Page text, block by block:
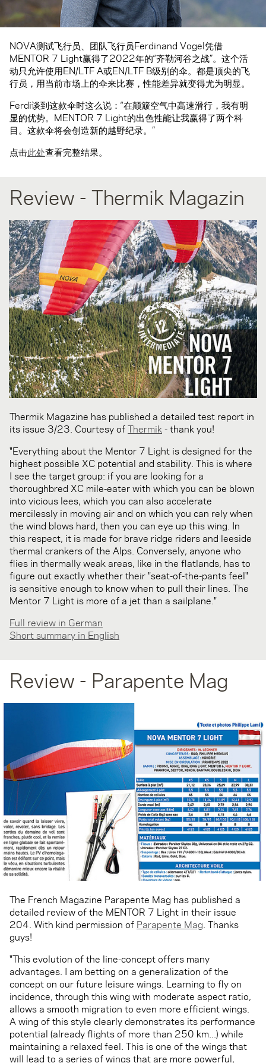
NOVA测试飞行员、团队飞行员Ferdinand Vogel凭借
MENTOR 7 Light赢得了2022年的“齐勒河谷之战”。这个活
动只允许使用EN/LTF A或EN/LTF B级别的伞。都是顶尖的飞
行员，用当前市场上的伞来比赛，性能差异就变得尤为明显。
Ferdi谈到这款伞时这么说：“在颠簸空气中高速滑行，我有明
显的优势。MENTOR 7 Light的出色性能让我赢得了两个科
目。这款伞将会创造新的越野纪录。”
点击此处查看完整结果。
Review - Thermik Magazin
Thermik Magazine has published a detailed test report in
its issue 3/23. Courtesy ofThermik - thank you!
"Everything about the Mentor 7 Light is designed for the
highest possible XC potential and stability. This is where
I see the target group: if you are looking for a
thoroughbred XC mile-eater with which you can be blown
into vicious lees, which you can also accelerate
mercilessly in moving air and on which you can rely when
the wind blows hard, then you can eye up this wing. In
this respect, it is made for brave ridge riders and leeside
thermal crankers of the Alps. Conversely, anyone who
flies in thermally weak areas, like in the flatlands, has to
figure out exactly whether their "seat-of-the-pants feel"
is sensitive enough to know when to pull their lines. The
Mentor 7 Light is more of a jet than a sailplane."
Full review in German
Short summary in English
Review - Parapente Mag
The French Magazine Parapente Mag has published a
detailed review of the MENTOR 7 Light in their issue
204. With kind permission of Parapente Mag . Thanks
guys!
"This evolution of the line-concept offers many
advantages. I am betting on a generalization of the
concept on our future leisure wings. Learning to fly on
incidence, through this wing with moderate aspect ratio,
allows a smooth migration to even more efficient wings.
A wing of this style clearly demonstrates its performance
potential (already flights of more than 250 km...) while
maintaining a relaxed feel. This is one of the wings that
will lead to a series of wings that are more powerful,